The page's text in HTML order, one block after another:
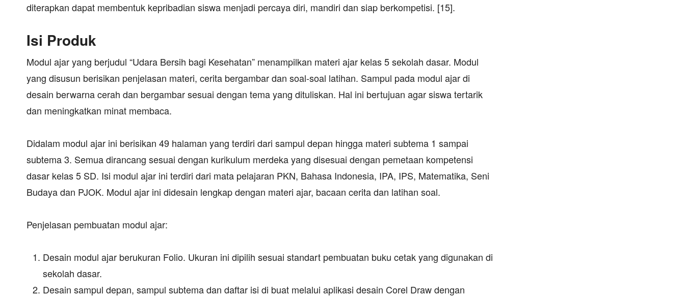
diterapkan dapat membentuk kepribadian siswa menjadi percaya diri, mandiri dan siap berkompetisi. [15].
Isi Produk
Modul ajar yang berjudul “Udara Bersih bagi Kesehatan” menampilkan materi ajar kelas 5 sekolah dasar. Modul
yang disusun berisikan penjelasan materi, cerita bergambar dan soal-soal latihan. Sampul pada modul ajar di
desain berwarna cerah dan bergambar sesuai dengan tema yang dituliskan. Hal ini bertujuan agar siswa tertarik
dan meningkatkan minat membaca.
Didalam modul ajar ini berisikan 49 halaman yang terdiri dari sampul depan hingga materi subtema 1 sampai
subtema 3. Semua dirancang sesuai dengan kurikulum merdeka yang disesuai dengan pemetaan kompetensi
dasar kelas 5 SD. Isi modul ajar ini terdiri dari mata pelajaran PKN, Bahasa Indonesia, IPA, IPS, Matematika, Seni
Budaya dan PJOK. Modul ajar ini didesain lengkap dengan materi ajar, bacaan cerita dan latihan soal.
Penjelasan pembuatan modul ajar:
Desain modul ajar berukuran Folio. Ukuran ini dipilih sesuai standart pembuatan buku cetak yang digunakan di
sekolah dasar.
Desain sampul depan, sampul subtema dan daftar isi di buat melalui aplikasi desain Corel Draw dengan